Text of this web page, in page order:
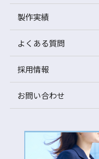
製作実績
よくある質問
採用情報
お問い合わせ